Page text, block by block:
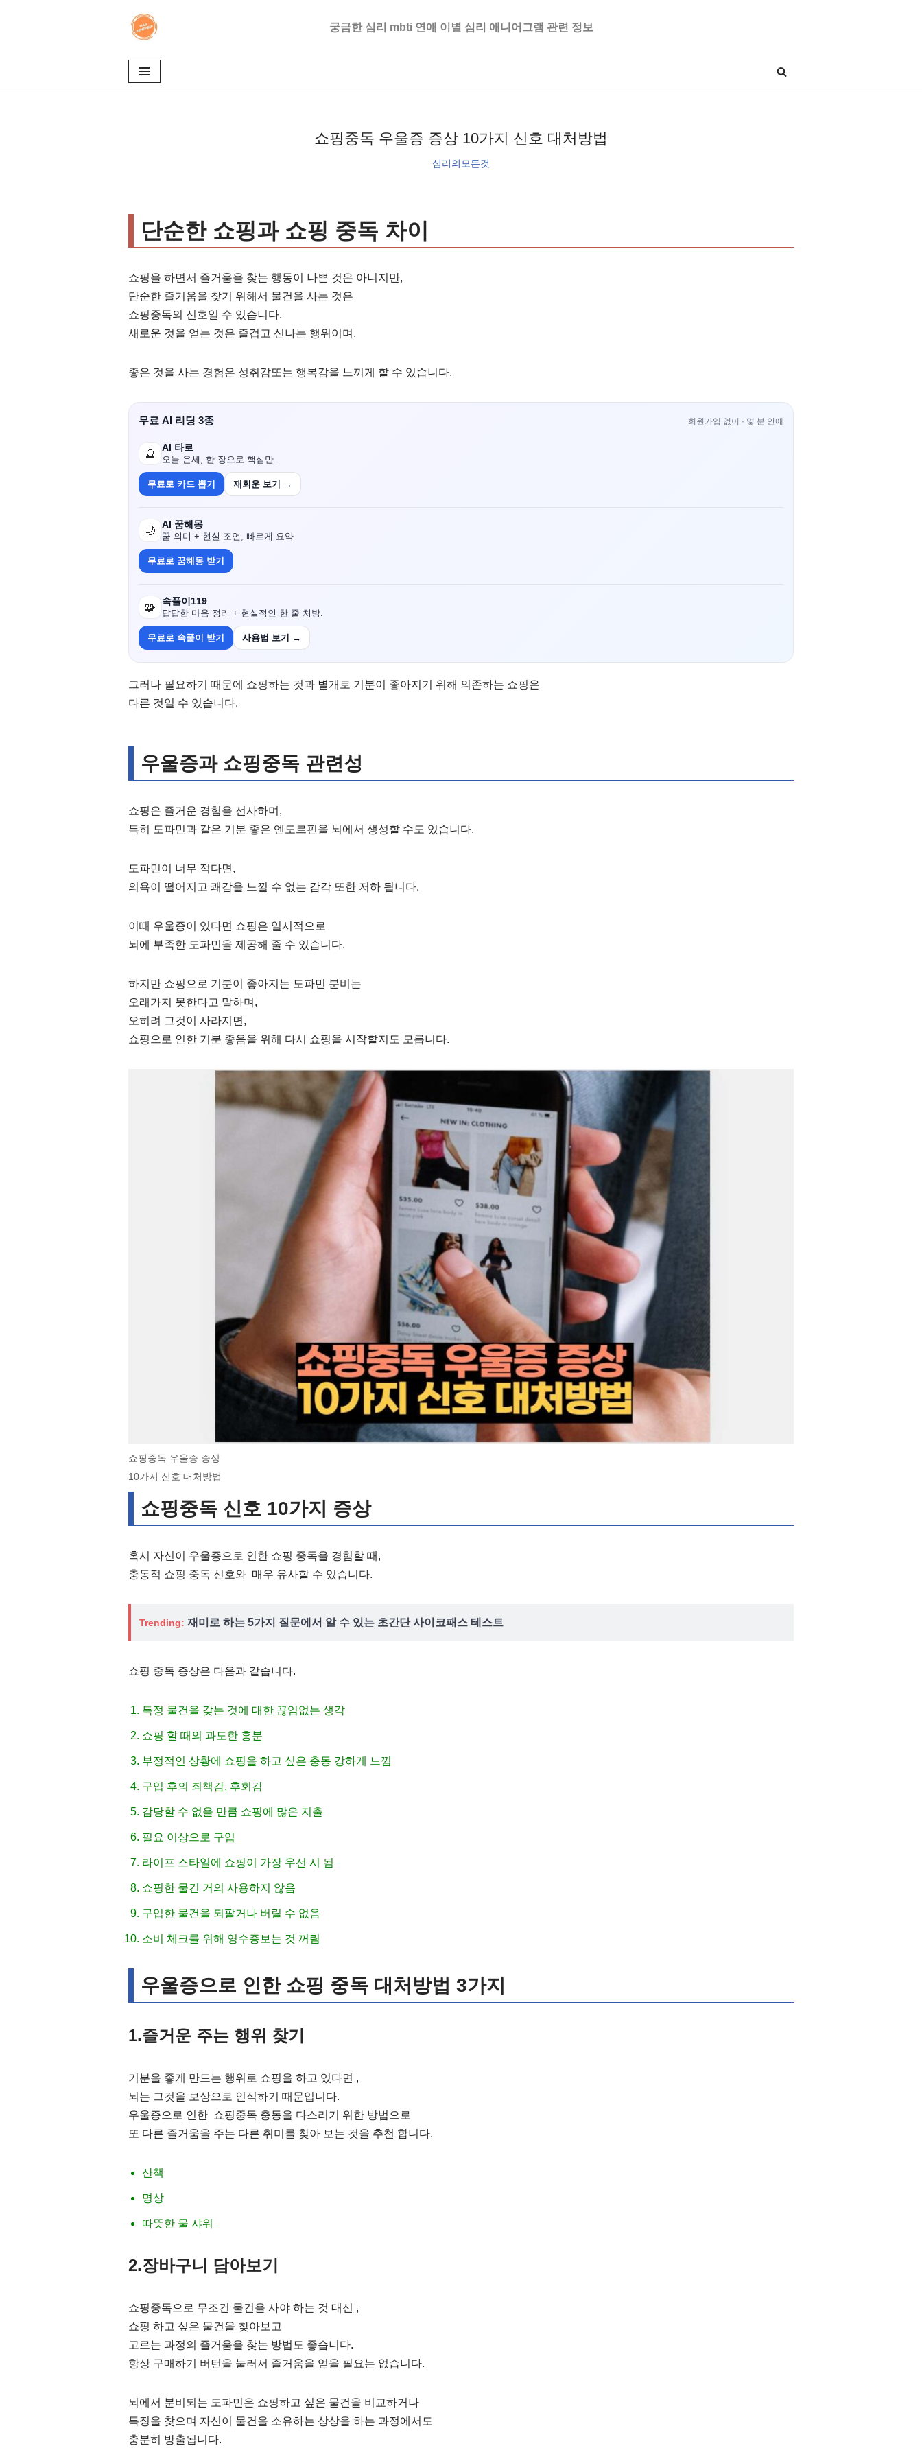
궁금한 심리 mbti 연애 이별 심리 애니어그램 관련 정보
쇼핑중독 우울증 증상 10가지 신호 대처방법
심리의모든것
단순한 쇼핑과 쇼핑 중독 차이
쇼핑을 하면서 즐거움을 찾는 행동이 나쁜 것은 아니지만,
단순한 즐거움을 찾기 위해서 물건을 사는 것은
쇼핑중독의 신호일 수 있습니다.
새로운 것을 얻는 것은 즐겁고 신나는 행위이며,
좋은 것을 사는 경험은 성취감또는 행복감을 느끼게 할 수 있습니다.
무료 AI 리딩 3종 회원가입 없이 · 몇 분 안에
🔮
AI 타로
오늘 운세, 한 장으로 핵심만.
무료로 카드 뽑기 재회운 보기 →
🌙
AI 꿈해몽
꿈 의미 + 현실 조언, 빠르게 요약.
무료로 꿈해몽 받기
🧩
속풀이119
답답한 마음 정리 + 현실적인 한 줄 처방.
무료로 속풀이 받기 사용법 보기 →
그러나 필요하기 때문에 쇼핑하는 것과 별개로 기분이 좋아지기 위해 의존하는 쇼핑은
다른 것일 수 있습니다.
우울증과 쇼핑중독 관련성
쇼핑은 즐거운 경험을 선사하며,
특히 도파민과 같은 기분 좋은 엔도르핀을 뇌에서 생성할 수도 있습니다.
도파민이 너무 적다면,
의욕이 떨어지고 쾌감을 느낄 수 없는 감각 또한 저하 됩니다.
이때 우울증이 있다면 쇼핑은 일시적으로
뇌에 부족한 도파민을 제공해 줄 수 있습니다.
하지만 쇼핑으로 기분이 좋아지는 도파민 분비는
오래가지 못한다고 말하며,
오히려 그것이 사라지면,
쇼핑으로 인한 기분 좋음을 위해 다시 쇼핑을 시작할지도 모릅니다.
쇼핑중독 우울증 증상
10가지 신호 대처방법
쇼핑중독 신호 10가지 증상
혹시 자신이 우울증으로 인한 쇼핑 중독을 경험할 때,
충동적 쇼핑 중독 신호와 매우 유사할 수 있습니다.
Trending: 재미로 하는 5가지 질문에서 알 수 있는 초간단 사이코패스 테스트
쇼핑 중독 증상은 다음과 같습니다.
특정 물건을 갖는 것에 대한 끊임없는 생각
쇼핑 할 때의 과도한 흥분
부정적인 상황에 쇼핑을 하고 싶은 충동 강하게 느낌
구입 후의 죄책감, 후회감
감당할 수 없을 만큼 쇼핑에 많은 지출
필요 이상으로 구입
라이프 스타일에 쇼핑이 가장 우선 시 됨
쇼핑한 물건 거의 사용하지 않음
구입한 물건을 되팔거나 버릴 수 없음
소비 체크를 위해 영수증보는 것 꺼림
우울증으로 인한 쇼핑 중독 대처방법 3가지
1.즐거운 주는 행위 찾기
기분을 좋게 만드는 행위로 쇼핑을 하고 있다면 ,
뇌는 그것을 보상으로 인식하기 때문입니다.
우울증으로 인한 쇼핑중독 충동을 다스리기 위한 방법으로
또 다른 즐거움을 주는 다른 취미를 찾아 보는 것을 추천 합니다.
산책
명상
따뜻한 물 샤워
2.장바구니 담아보기
쇼핑중독으로 무조건 물건을 사야 하는 것 대신 ,
쇼핑 하고 싶은 물건을 찾아보고
고르는 과정의 즐거움을 찾는 방법도 좋습니다.
항상 구매하기 버턴을 눌러서 즐거움을 얻을 필요는 없습니다.
뇌에서 분비되는 도파민은 쇼핑하고 싶은 물건을 비교하거나
특징을 찾으며 자신이 물건을 소유하는 상상을 하는 과정에서도
충분히 방출됩니다.